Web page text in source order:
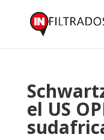
el US